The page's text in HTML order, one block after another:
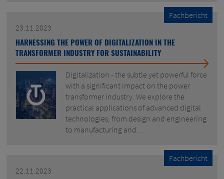
23.11.2023
HARNESSING THE POWER OF DIGITALIZATION IN THE
TRANSFORMER INDUSTRY FOR SUSTAINABILITY
Fachbericht
Digitalization - the subtle yet powerful force
with a significant impact on the power
transformer industry. We explore the
practical applications of advanced digital
technologies, from design and engineering
to manufacturing and…
22.11.2023
Fachbericht